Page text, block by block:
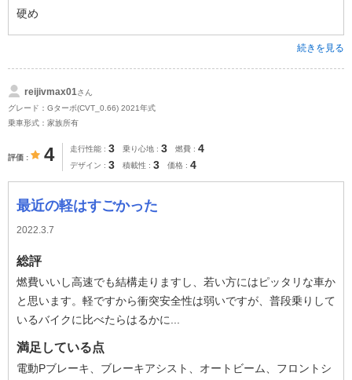
硬め
続きを見る
reijivmax01さん
グレード：Gターボ(CVT_0.66) 2021年式
乗車形式：家族所有
評価 4 走行性能 3 乗り心地 3 燃費 4
デザイン 3 積載性 3 価格 4
最近の軽はすごかった
2022.3.7
総評
燃費いいし高速でも結構走りますし、若い方にはピッタリな車か
と思います。軽ですから衝突安全性は弱いですが、普段乗りして
いるバイクに比べたらはるかに...
満足している点
電動Pブレーキ、ブレーキアシスト、オートビーム、フロントシ